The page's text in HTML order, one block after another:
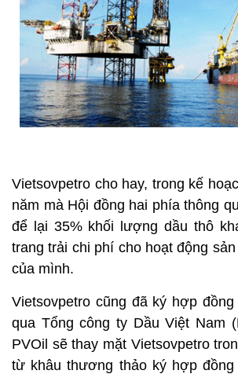
Vietsovpetro cho hay, trong kế
năm mà Hội đồng hai phía thông
để lại 35% khối lượng dầu thô
trang trải chi phí cho hoạt động
của mình.
Vietsovpetro cũng đã ký hợp
qua Tổng công ty Dầu Việt Nam
PVOil sẽ thay mặt Vietsovpetro
từ khâu thương thảo ký hợp